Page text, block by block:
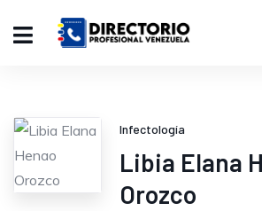
Infectología
Libia Elana
Orozco